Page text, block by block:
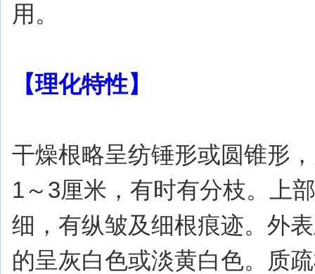
用。
【理化特性】
干燥根略呈纺锤形或圆锥形
1～3厘米，有时有分枝。上
细，有纵皱及细根痕迹。外
的呈灰白色或淡黄白色。质